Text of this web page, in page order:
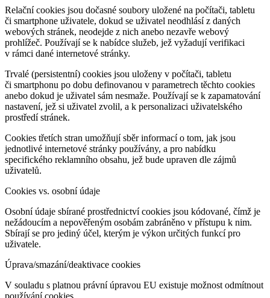
Relační cookies jsou dočasné soubory uložené na počítači, tabletu
či smartphone uživatele, dokud se uživatel neodhlásí z daných
webových stránek, neodejde z nich anebo nezavře webový
prohlížeč. Používají se k nabídce služeb, jež vyžadují verifikaci
v rámci dané internetové stránky.
Trvalé (persistentní) cookies jsou uloženy v počítači, tabletu
či smartphonu po dobu definovanou v parametrech těchto cookies
anebo dokud je uživatel sám nesmaže. Používají se k zapamatování
nastavení, jež si uživatel zvolil, a k personalizaci uživatelského
prostředí stránek.
Cookies třetích stran umožňují sběr informací o tom, jak jsou
jednotlivé internetové stránky používány, a pro nabídku
specifického reklamního obsahu, jež bude upraven dle zájmů
uživatelů.
Cookies vs. osobní údaje
Osobní údaje sbírané prostřednictví cookies jsou kódované, čímž je
nežádoucím a nepověřeným osobám zabráněno v přístupu k nim.
Sbírají se pro jediný účel, kterým je výkon určitých funkcí pro
uživatele.
Úprava/smazání/deaktivace cookies
V souladu s platnou právní úpravou EU existuje možnost odmítnout
používání cookies.